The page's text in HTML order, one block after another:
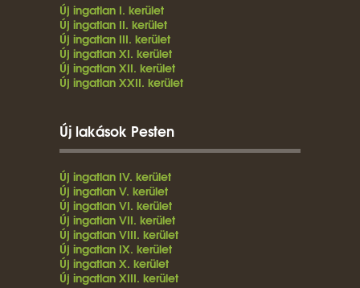
Új ingatlan I. kerület
Új ingatlan II. kerület
Új ingatlan III. kerület
Új ingatlan XI. kerület
Új ingatlan XII. kerület
Új ingatlan XXII. kerület
Új lakások Pesten
Új ingatlan IV. kerület
Új ingatlan V. kerület
Új ingatlan VI. kerület
Új ingatlan VII. kerület
Új ingatlan VIII. kerület
Új ingatlan IX. kerület
Új ingatlan X. kerület
Új ingatlan XIII. kerület